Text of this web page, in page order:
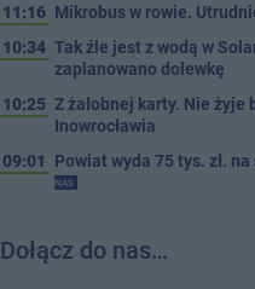
11:16 Mikrobus w rowie.
10:34 Tak źle jest z wodą w
zaplanowano dolewkę
10:25 Z żałobnej karty. Nie żyje
Inowrocławia
09:01
Powiat wyda 75 tys. zł.
NAS
Dołącz do nas…